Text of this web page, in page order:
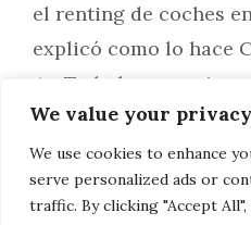
We value your privacy
We use cookies to enhance
serve personalized ads or
traffic. By clicking "Accept
el renting de coches
explicó como lo hace
Todo lo que
renting de coches en
hacerlo con
decisión)